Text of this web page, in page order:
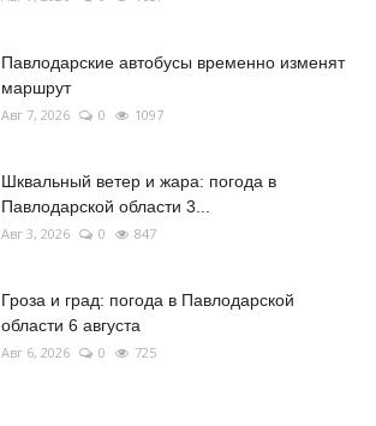
Павлодарские автобусы временно изменят
маршрут
Авг 7, 2026 0 1097
Шквальный ветер и жара: погода в
Павлодарской области 3...
Авг 3, 2026 0 847
Гроза и град: погода в Павлодарской
области 6 августа
Авг 6, 2026 0 725